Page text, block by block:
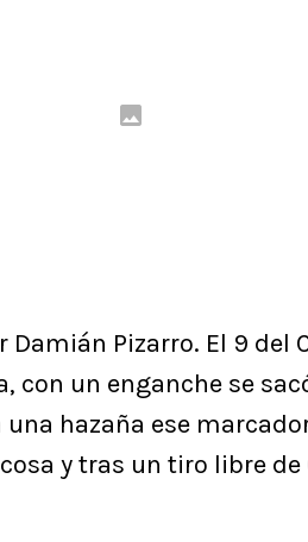
Damián Pizarro. El 9 del
con un enganche se
hazaña ese
y tras un tiro libre